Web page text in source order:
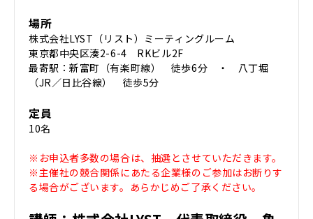
場所
株式会社LYST（リスト）ミーティングルーム
東京都中央区湊2-6-4 RKビル2F
最寄駅：新富町（有楽町線） 徒歩6分 ・ 八丁堀
（JR／日比谷線） 徒歩5分
定員
10名
※お申込者多数の場合は、抽選とさせていただきます。
※主催社の競合関係にあたる企業様のご参加はお断りす
る場合がございます。あらかじめご了承ください。